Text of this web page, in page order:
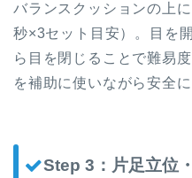
バランスクッションの上
秒×3セット目安）。目を
ら目を閉じることで難易
を補助に使いながら安全
Step 3：片足立位